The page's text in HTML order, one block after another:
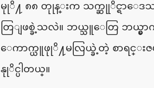
မုုိ႔ ၈၈ တုုန္းက သက္ဆုုိင္ရာေဒ
တြျဖစ္ခဲ့သလဲ။ ဘယ္သူေတြ ဘယ္မွ
ေကာက္ယူဖုုိ႔မလြယ္ခဲ့တဲ့ စာရင္း
နုုိင္ပါတယ္။